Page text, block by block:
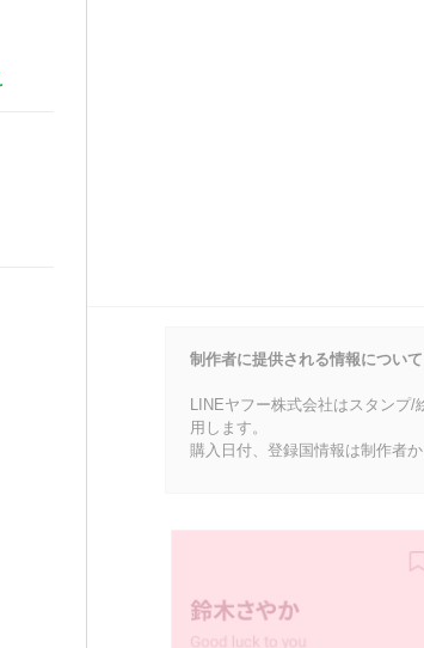
制作者に提供される情報について
LINEヤフー株式会社はスタンプ
用します。
購入日付、登録国情報は制作者